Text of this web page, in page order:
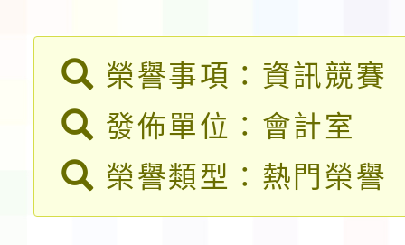
第3次招考代課鐘點教
告(不再辦理後續甄選)
檢送「桃園市115學年
賽實施要點」1份
本市「115學年度學生
程安排一案
「桃園市補助參觀特色
榮譽事項：資訊競賽
發佈單位：會計室
榮譽類型：熱門榮譽